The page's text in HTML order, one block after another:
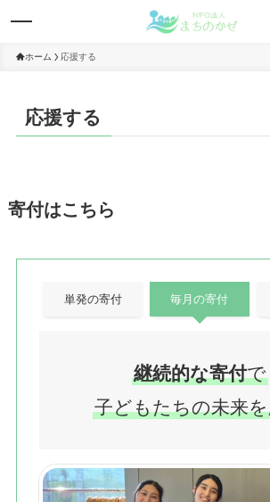
理事長の想い
寄付/会員募集
応援する
ホーム 応援する
応援する
寄付はこちら
単発の寄付 毎月の寄付
継続的な寄付で
子どもたちの未来